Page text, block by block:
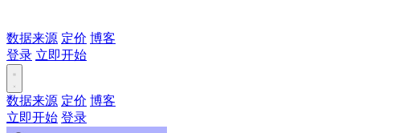
数据来源 定价 博客
登录 立即开始
数据来源 定价 博客
立即开始 登录